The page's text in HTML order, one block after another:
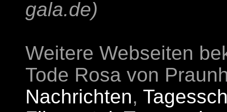
gala.de)
Weitere Webseiten
Tode Rosa von
Nachrichten,